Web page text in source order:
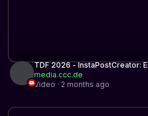
TDF 2026 - InstaPostCreator:
media.ccc.de
Video · 2 months ago